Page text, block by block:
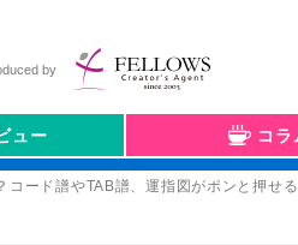
by
ュー コラ
コード譜やTAB譜、運指図がポンと押せ